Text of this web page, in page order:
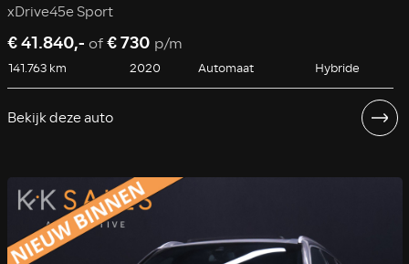
xDrive45e Sport
€ 41.840,- of€ 730 p/m
141.763 km 2020 Automaat Hybride
Bekijk deze auto